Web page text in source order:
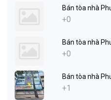
Bán tòa nhà
+0
Bán tòa nhà
+0
Bán tòa nhà
+1